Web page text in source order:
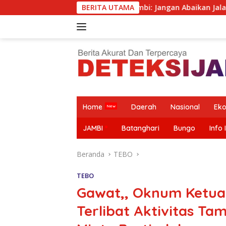
ke
BERITA UTAMA
untuk Gubernur Jambi: Jangan Abaikan Jalan Simpang
Home Daerah Nasional
JAMBI Batanghari Bungo Info
Beranda TEBO
TEBO
Gawat,, Oknum
Terlibat Aktivitas
Mazlan
SPPG